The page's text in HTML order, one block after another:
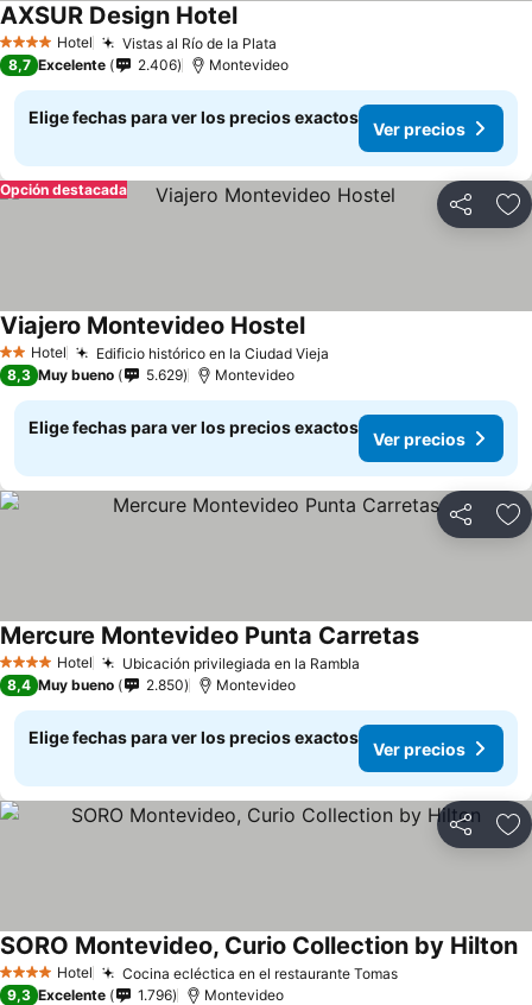
4 EstrellasHotel Vistas al Río de la Plata
AXSUR Design HotelVer precios
8,7 Excelente 2.406 Montevideo
Elige fechas para ver los precios exactos
Ver precios
Compartir
Opción destacada
2 Estrellas
Hotel Edificio histórico en la Ciudad Vieja
Viajero Montevideo HostelVer precios
8,3 Muy bueno 5.629 Montevideo
Elige fechas para ver los precios exactos
Ver precios
Compartir
4 EstrellasHotel Ubicación privilegiada en la Rambla
Mercure Montevideo Punta CarretasVer precios
8,4 Muy bueno 2.850 Montevideo
Elige fechas para ver los precios exactos
Ver precios
Compartir
4 EstrellasHotel Cocina ecléctica en el restaurante TomasVer precios
SORO Montevideo, Curio Collection by Hilton
9,3 Excelente 1.796 Montevideo